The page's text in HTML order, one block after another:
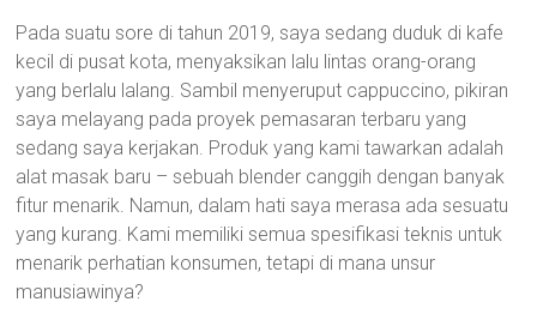
Pada suatu sore di tahun 2019, saya sedang duduk di kafe
kecil di pusat kota, menyaksikan lalu lintas orang-orang
yang berlalu lalang. Sambil menyeruput cappuccino, pikiran
saya melayang pada proyek pemasaran terbaru yang
sedang saya kerjakan. Produk yang kami tawarkan adalah
alat masak baru – sebuah blender canggih dengan banyak
fitur menarik. Namun, dalam hati saya merasa ada sesuatu
yang kurang. Kami memiliki semua spesifikasi teknis untuk
menarik perhatian konsumen, tetapi di mana unsur
manusiawinya?